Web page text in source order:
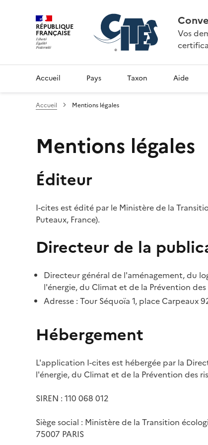
RÉPUBLIQUE
FRANÇAISE
Vos
Accueil Pays Taxon Aide
Accueil Mentions légales
Mentions légales
Éditeur
I-cites est édité par le Ministère de la
Puteaux, France).
Directeur de la
Directeur général de l'aménagement, du
l'énergie, du Climat et de la Prévention des
Adresse : Tour Séquoïa 1, place Carpeaux
Hébergement
L'application I-cites est hébergée par la
l'énergie, du Climat et de la Prévention des
SIREN : 110 068 012
Siège social : Ministère de la Transition
75007 PARIS